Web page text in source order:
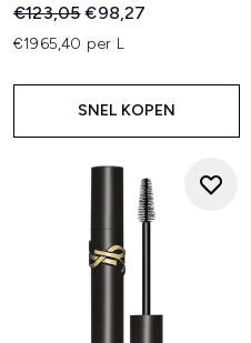
Recommended Retail Price:
€123,05Huidige prijs:
€98,27
€1965,40 per L
SNEL KOPEN